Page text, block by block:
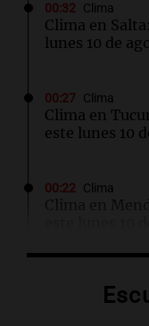
00:32 Clima
Clima en
lunes 10 de
00:27 Clima
Clima en
este lunes 10
00:22 Clima
Clima en
Clima en